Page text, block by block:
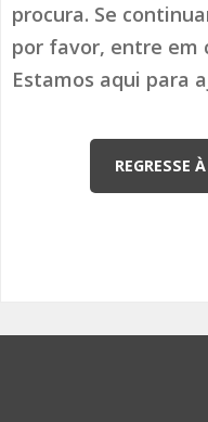
procura. Se
por favor, entre em
Estamos aqui para
REGRESSE